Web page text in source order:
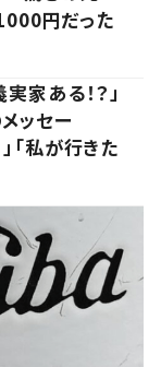
円だった
家ある！？」
ッセー
「私が行きた